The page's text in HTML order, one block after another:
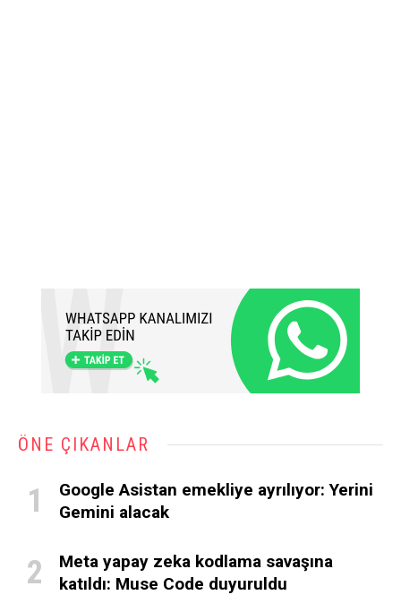
ÖNE ÇIKANLAR
Google Asistan emekliye ayrılıyor: Yerini
Gemini alacak
Meta yapay zeka kodlama savaşına
katıldı: Muse Code duyuruldu